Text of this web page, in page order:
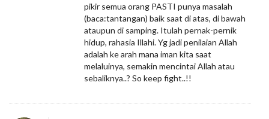
pikir semua orang PASTI punya masalah
(baca:tantangan) baik saat di atas, di bawah
ataupun di samping. Itulah pernak-pernik
hidup, rahasia Illahi. Yg jadi penilaian Allah
adalah ke arah mana iman kita saat
melaluinya, semakin mencintai Allah atau
sebaliknya..? So keep fight..!!